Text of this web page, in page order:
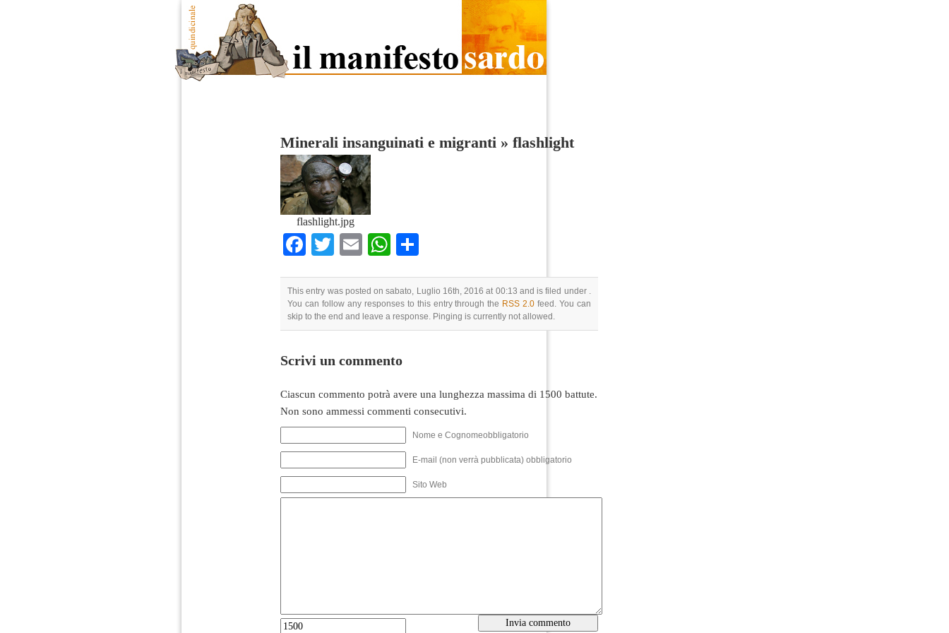
Minerali insanguinati e migranti » flashlight
flashlight.jpg
Facebook
TwitterEmailWhatsApp
This entry was posted on sabato, Luglio 16th, 2016 at 00:13 and is filed under .
You can follow any responses to this entry through the RSS 2.0 feed. You can
skip to the end and leave a response. Pinging is currently not allowed.
Scrivi un commento
Ciascun commento potrà avere una lunghezza massima di 1500 battute.
Non sono ammessi commenti consecutivi.
Nome e Cognomeobbligatorio
E-mail (non verrà pubblicata) obbligatorio
Sito Web